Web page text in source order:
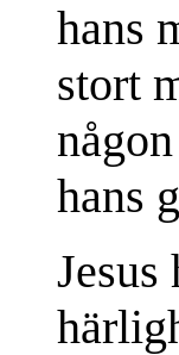
hans
stort
hans